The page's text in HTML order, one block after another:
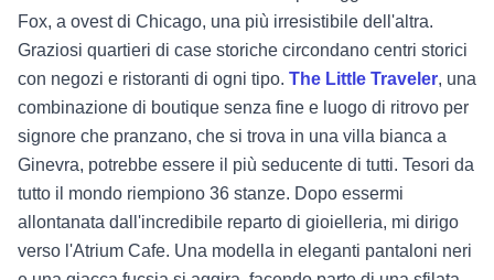
Fox, a ovest di Chicago, una più irresistibile dell'altra.
Graziosi quartieri di case storiche circondano centri storici
con negozi e ristoranti di ogni tipo. The Little Traveler, una
combinazione di boutique senza fine e luogo di ritrovo per
signore che pranzano, che si trova in una villa bianca a
Ginevra, potrebbe essere il più seducente di tutti. Tesori da
tutto il mondo riempiono 36 stanze. Dopo essermi
allontanata dall'incredibile reparto di gioielleria, mi dirigo
verso l'Atrium Cafe. Una modella in eleganti pantaloni neri